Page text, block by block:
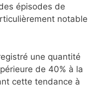
épisodes de
notable
une quantité
de 40% à la
cette tendance à